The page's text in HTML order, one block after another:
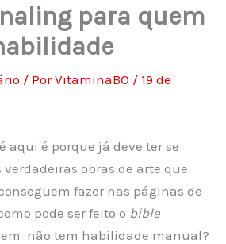
para quem
/ PorVitaminaBO / 19 de
aqui é porque já deve ter se
obras de arte que
fazer nas páginas de
pode ser feito o bible
não tem habilidade manual?